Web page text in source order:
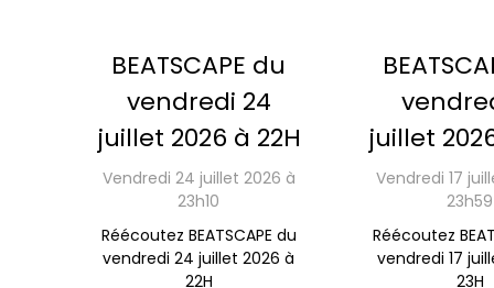
BEATSCAPE du
vendredi 24
juillet 2026 à 22H
Vendredi 24 juillet 2026 à
23h10
Réécoutez BEATSCAPE du
vendredi 24 juillet 2026 à
22H
juillet
Vendredi 17
23h59
Réécoutez
vendredi 17
23H